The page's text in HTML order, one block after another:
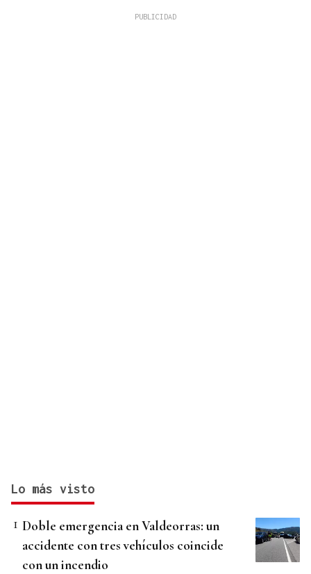
Lo más visto
Doble emergencia en Valdeorras: un
accidente con tres vehículos coincide
con un incendio